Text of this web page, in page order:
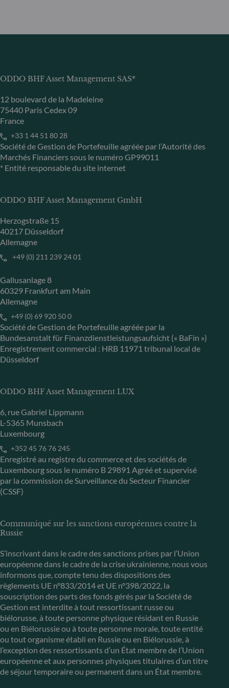
ODDO BHF Asset Management SAS*
12 boulevard de la Madeleine
75440 Paris Cedex 09
France
+33 1 44 51 80 28
Société de Gestion de Portefeuille agréée par l’Autorité des
Marchés Financiers sous le numéro GP99011
* Entité responsable du site internet
ODDO BHF Asset Management GmbH
Herzogstraße 15
40217 Düsseldorf
Allemagne
+49 (0) 211 239 24 01
Gallusanlage 8
60329 Frankfurt am Main
Allemagne
+49 (0) 69 920 50 0
Société de Gestion de Portefeuille agréée par la
Bundesanstalt für Finanzdienstleistungsaufsicht (« BaFin »)
Enregistrement commercial : HRB 11971 tribunal local de
Düsseldorf
ODDO BHF Asset Management LUX
6, rue Gabriel Lippmann
L-5365 Munsbach
Luxembourg
+352 45 76 76 245
Enregistré au registre du commerce et des sociétés de
Luxembourg sous le numéro B 29891 Agréé et supervisé
par la commission de Surveillance du Secteur Financier
(CSSF)
Communiqué sur les sanctions européennes contre la
Russie
S’inscrivant dans le cadre des sanctions prises par l’Union
européenne dans le cadre de la crise ukrainienne, nous vous
informons que, compte tenu des dispositions des
règlements UE n°833/2014 et UE n°398/2022, la
souscription des parts des fonds gérés par la Société de
Gestion est interdite à tout ressortissant russe ou
biélorusse, à toute personne physique résidant en Russie
ou en Biélorussie ou à toute personne morale, toute entité
ou tout organisme établi en Russie ou en Biélorussie, à
l’exception des ressortissants d’un État membre de l’Union
européenne et aux personnes physiques titulaires d’un titre
de séjour temporaire ou permanent dans un État membre.